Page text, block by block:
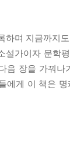
하며 지금까지
가이자 문학평
음 장을 가꿔나
게 이 책은